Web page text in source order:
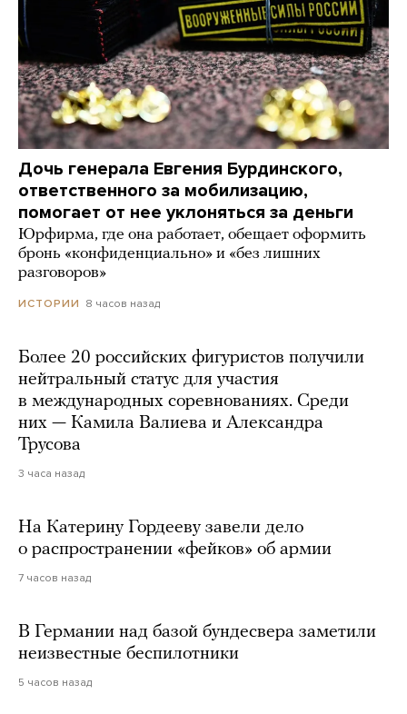
Дочь генерала Евгения Бурдинского,
ответственного за мобилизацию,
помогает от нее уклоняться за деньги
Юрфирма, где она работает, обещает оформить
бронь «конфиденциально» и «без лишних
разговоров»
ИСТОРИИ 8 часов назад
Более 20 российских фигуристов получили
нейтральный статус для участия
в международных соревнованиях. Среди
них — Камила Валиева и Александра
Трусова
3 часа назад
На Катерину Гордееву завели дело
о распространении «фейков» об армии
7 часов назад
В Германии над базой бундесвера заметили
неизвестные беспилотники
5 часов назад